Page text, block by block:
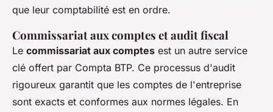
que leur comptabilité est en ordre.
Commissariat aux comptes et audit fiscal
Le commissariat aux comptes est un autre service
clé offert par Compta BTP. Ce processus d'audit
rigoureux garantit que les comptes de l'entreprise
sont exacts et conformes aux normes légales. En